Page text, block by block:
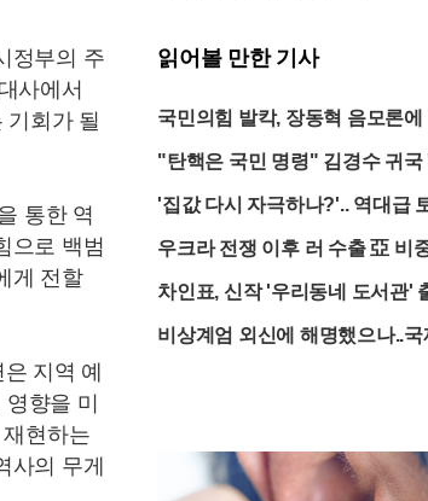
정부의 주
사에서
회가 될
통한 역
으로 백범
게 전할
지역 예
향을 미
현하는
사의 무게
있다. 선거에서 승리한 민주당 정청래
고 있다. 반면 장 대표는 선거 후 일주
않은 채 장외 시위에만 몰두하고 있다
다. 영남권 중진 의원들 사이에서는 승
한 야당 지도부의 무능함이 보수 재건의
돌이라는 쓴소리가 터져 나오고 있다.정
장 대표의 이번 돌출 행동이 여야 협상
을 끼얹었다고 평가한다. 투표용지 부족
국정조사와 특검 협상이 진행 중인 상황
표가 음모론을 들고 나오면서 협상의 동
로 치부되게 만들었다는 비난이 쏟아지
표의 과거 행적들 또한 다시금 도마 위
읽어볼 만한 기사
국민의힘 발칵, 장동혁 음모론
"탄핵은 국민 명령" 김경수 귀국
'집값 다시 자극하나?'.. 역대급
우크라 전쟁 이후 러 수출 亞 비
차인표, 신작 '우리동네 도서관'
비상계엄 외신에 해명했으나..국